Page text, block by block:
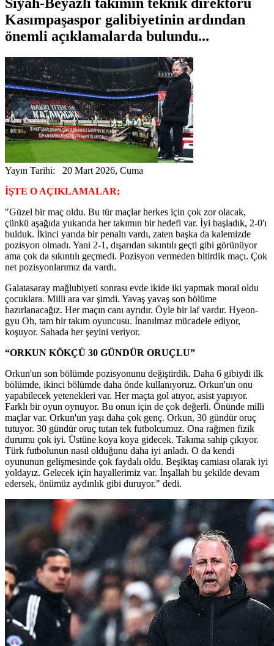
Kasımpaşaspor galibiyetinin ardından
önemli açıklamalarda bulundu...
Yayın Tarihi: 20 Mart 2026, Cuma
İŞTE O AÇIKLAMALAR;
"Güzel bir maç oldu. Bu tür maçlar herkes için çok zor olacak,
çünkü aşağıda yukarıda her takımın bir hedefi var. İyi başladık, 2-0'ı
bulduk. İkinci yarıda bir penaltı vardı, zaten başka da kalemizde
pozisyon olmadı. Yani 2-1, dışarıdan sıkıntılı geçti gibi görünüyor
ama çok da sıkıntılı geçmedi. Pozisyon vermeden bitirdik maçı. Çok
net pozisyonlarımız da vardı.
Galatasaray mağlubiyeti sonrası evde ikide iki yapmak moral oldu
çocuklara. Milli ara var şimdi. Yavaş yavaş son bölüme
hazırlanacağız. Her maçın canı ayrıdır. Öyle bir laf vardır. Hyeon-
gyu Oh, tam bir takım oyuncusu. İnanılmaz mücadele ediyor,
koşuyor. Sahada her şeyini veriyor.
“ORKUN KÖKÇÜ 30 GÜNDÜR ORUÇLU”
Orkun'un son bölümde pozisyonunu değiştirdik. Daha 6 gibiydi ilk
bölümde, ikinci bölümde daha önde kullanıyoruz. Orkun'un onu
yapabilecek yetenekleri var. Her maçta gol atıyor, asist yapıyor.
Farklı bir oyun oynuyor. Bu onun için de çok değerli. Önünde milli
maçlar var. Orkun'un yaşı daha çok genç. Orkun, 30 gündür oruç
tutuyor. 30 gündür oruç tutan tek futbolcumuz. Ona rağmen fizik
durumu çok iyi. Üstüne koya koya gidecek. Takıma sahip çıkıyor.
Türk futbolunun nasıl olduğunu daha iyi anladı. O da kendi
oyununun gelişmesinde çok faydalı oldu. Beşiktaş camiası olarak iyi
yoldayız. Gelecek için hayallerimiz var. İnşallah bu şekilde devam
edersek, önümüz aydınlık gibi duruyor." dedi.